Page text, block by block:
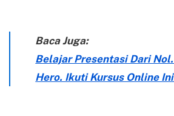
Baca Juga:
Belajar Presentasi Dari
Hero. Ikuti Kursus Online